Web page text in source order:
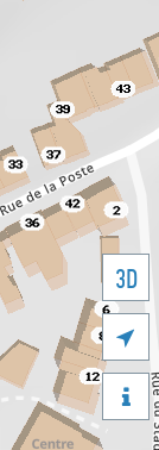
3D

